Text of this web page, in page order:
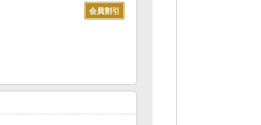
会員割引